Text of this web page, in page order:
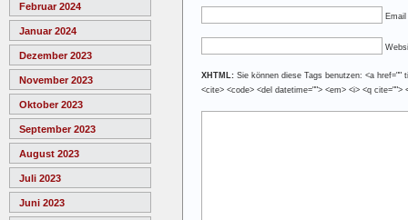
Februar 2024
Januar 2024
Dezember 2023
November 2023
Oktober 2023
September 2023
August 2023
Juli 2023
Juni 2023
XHTML: Sie können diese Tags benutzen: <a href=""
<cite> <code> <del datetime=""> <em> <i> <q cite="">